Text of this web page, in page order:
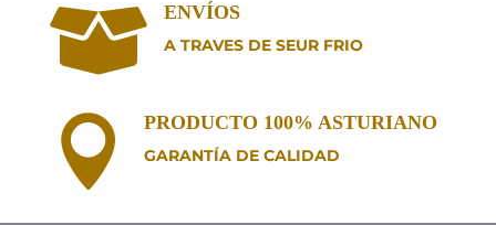
 ENVÍOS
A TRAVES DE SEUR FRIO
 PRODUCTO 100% ASTURIANO
GARANTÍA DE CALIDAD